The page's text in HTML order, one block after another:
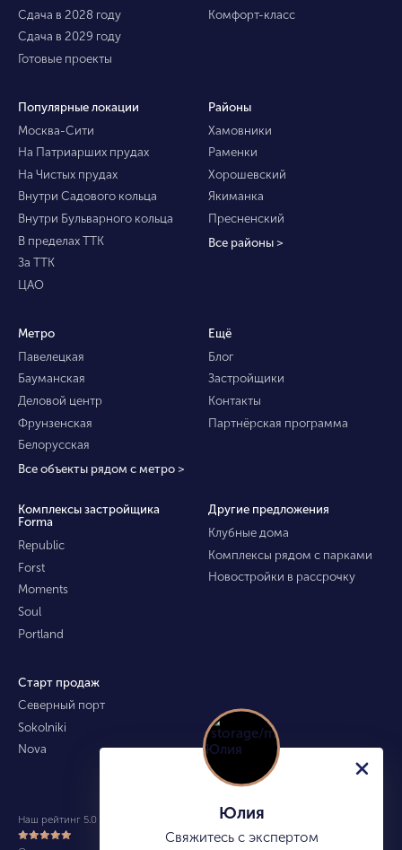
Сдача в 2028 году
Сдача в 2029 году
Готовые проекты
Комфорт-класс
Популярные локации
Москва-Сити
На Патриарших прудах
На Чистых прудах
Внутри Садового кольца
Внутри Бульварного кольца
В пределах ТТК
За ТТК
ЦАО
Районы
Хамовники
Раменки
Хорошевский
Якиманка
Пресненский
Все районы >
Метро
Павелецкая
Бауманская
Деловой центр
Фрунзенская
Белорусская
Все объекты рядом с метро >
Ещё
Блог
Застройщики
Контакты
Партнёрская программа
Комплексы застройщика
Forma
Republic
Forst
Moments
Soul
Portland
Другие предложения
Клубные дома
Комплексы рядом с парками
Новостройки в рассрочку
Старт продаж
Северный порт
Sokolniki
Nova
Наш рейтинг 5.0 из 5 (490) Юлия
Свяжитесь с экспертом